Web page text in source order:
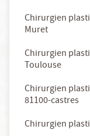
Chirurgien
Muret
Chirurgien
Toulouse
Chirurgien
81100-castres
Chirurgien